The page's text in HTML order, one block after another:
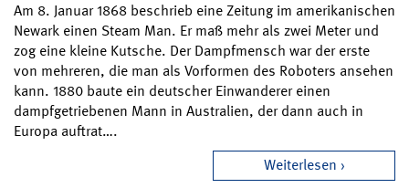
Am 8. Januar 1868 beschrieb eine Zeitung im amerikanischen
Newark einen Steam Man. Er maß mehr als zwei Meter und
zog eine kleine Kutsche. Der Dampfmensch war der erste
von mehreren, die man als Vorformen des Roboters ansehen
kann. 1880 baute ein deutscher Einwanderer einen
dampfgetriebenen Mann in Australien, der dann auch in
Europa auftrat….
Weiterlesen